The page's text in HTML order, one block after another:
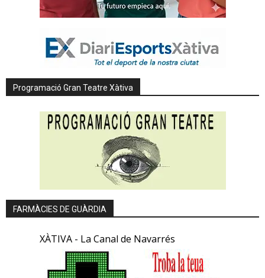
Programació Gran Teatre Xàtiva
FARMÀCIES DE GUÀRDIA
XÀTIVA - La Canal de Navarrés